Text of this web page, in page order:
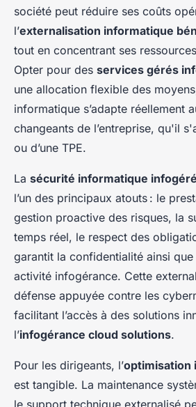
société peut réduire ses coûts
l’externalisation informatique
tout en concentrant ses
Opter pour des services gérés
une allocation flexible des
informatique s’adapte réellement
changeants de l’entreprise, qu'il
ou d’une TPE.
La sécurité informatique
l’un des principaux atouts : le
gestion proactive des risques, la
temps réel, le respect des
garantit la confidentialité ainsi
activité infogérance. Cette
défense appuyée contre les
facilitant l’accès à des solutions
l’infogérance cloud solutions.
Pour les dirigeants, l’optimisation
est tangible. La maintenance